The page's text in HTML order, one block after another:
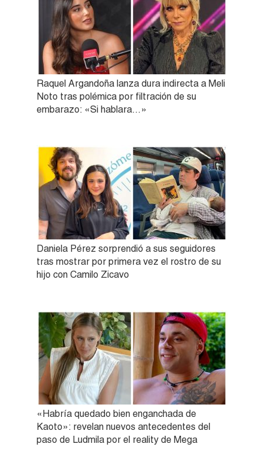
Raquel Argandoña lanza dura indirecta a Meli
Noto tras polémica por filtración de su
embarazo: «Si hablara…»
Daniela Pérez sorprendió a sus seguidores
tras mostrar por primera vez el rostro de su
hijo con Camilo Zicavo
«Habría quedado bien enganchada de
Kaoto»: revelan nuevos antecedentes del
paso de Ludmila por el reality de Mega